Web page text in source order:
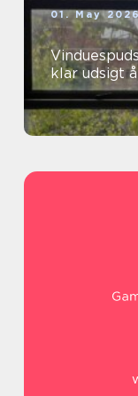
01. May
klar udsigt